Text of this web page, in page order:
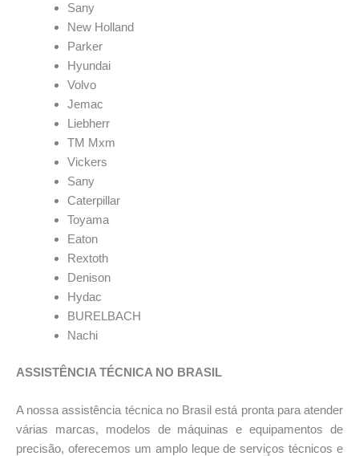
Sany
New Holland
Parker
Hyundai
Volvo
Jemac
Liebherr
TM Mxm
Vickers
Sany
Caterpillar
Toyama
Eaton
Rextoth
Denison
Hydac
BURELBACH
Nachi
ASSISTÊNCIA TÉCNICA NO BRASIL
A nossa assistência técnica no Brasil está pronta para atender
várias marcas, modelos de máquinas e equipamentos de
precisão, oferecemos um amplo leque de serviços técnicos e